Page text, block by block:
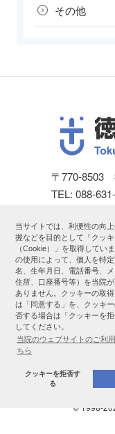
当サイトでは、利便性の向
握などを目的として「クッキ
（Cookie）」を取得してい
の使用によって、個人を特
名、生年月日、電話番号、メ
住所、口座番号等）を当院
ありません。クッキーの取
は「同意する」を、クッキ
否する場合は「クッキーを
してください。
当院のウェブサイトのご利
ちら
クッキーを拒否す
る
その他
〒770-8503
TEL: 088-
© 1998-